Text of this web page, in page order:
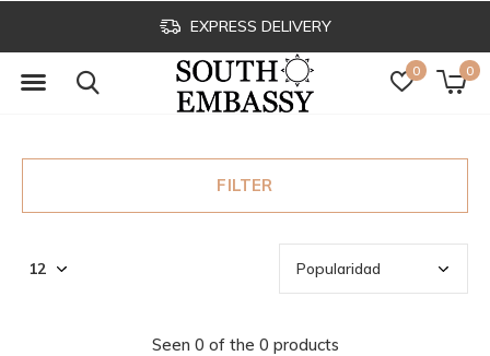
0 0
EXPRESS DELIVERY
FILTER
Seen 0 of the 0 products